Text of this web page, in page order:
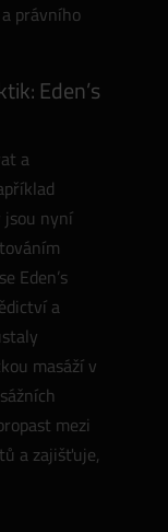
právního
Eden’s
a
jsou nyní
Eden’s
a
masáží v
mezi
a zajišťuje,